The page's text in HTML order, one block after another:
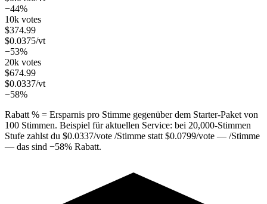
−44%
10k votes
$374.99
$0.0375/vt
−53%
20k votes
$674.99
$0.0337/vt
−58%
Rabatt % = Ersparnis pro Stimme gegenüber dem Starter-Paket von
100 Stimmen. Beispiel für aktuellen Service: bei 20,000-Stimmen
Stufe zahlst du $0.0337/vote /Stimme statt $0.0799/vote — /Stimme
— das sind −58% Rabatt.